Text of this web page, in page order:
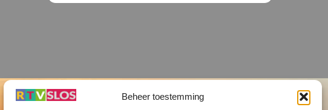
Beheer toestemming